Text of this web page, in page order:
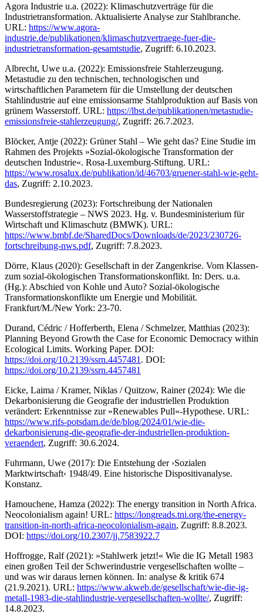
Agora Industrie u.a. (2022): Klimaschutzverträge für die
Industrietransformation. Aktualisierte Analyse zur Stahlbranche.
URL: https://www.agora-
industrie.de/publikationen/klimaschutzvertraege-fuer-die-
industrietransformation-gesamtstudie, Zugriff: 6.10.2023.
Albrecht, Uwe u.a. (2022): Emissionsfreie Stahlerzeugung.
Metastudie zu den technischen, technologischen und
wirtschaftlichen Parametern für die Umstellung der deutschen
Stahlindustrie auf eine emissionsarme Stahlproduktion auf Basis von
grünem Wasserstoff. URL: https://lbst.de/publikationen/metastudie-
emissionsfreie-stahlerzeugung/, Zugriff: 26.7.2023.
Blöcker, Antje (2022): Grüner Stahl – Wie geht das? Eine Studie im
Rahmen des Projekts »Sozial-ökologische Transformation der
deutschen Industrie«. Rosa-Luxemburg-Stiftung. URL:
https://www.rosalux.de/publikation/id/46703/gruener-stahl-wie-geht-
das, Zugriff: 2.10.2023.
Bundesregierung (2023): Fortschreibung der Nationalen
Wasserstoffstrategie – NWS 2023. Hg. v. Bundesministerium für
Wirtschaft und Klimaschutz (BMWK). URL:
https://www.bmbf.de/SharedDocs/Downloads/de/2023/230726-
fortschreibung-nws.pdf, Zugriff: 7.8.2023.
Dörre, Klaus (2020): Gesellschaft in der Zangenkrise. Vom Klassen-
zum sozial-ökologischen Transformationskonflikt. In: Ders. u.a.
(Hg.): Abschied von Kohle und Auto? Sozial-ökologische
Transformationskonflikte um Energie und Mobilität.
Frankfurt/M./New York: 23-70.
Durand, Cédric / Hofferberth, Elena / Schmelzer, Matthias (2023):
Planning Beyond Growth the Case for Economic Democracy within
Ecological Limits. Working Paper. DOI:
https://doi.org/10.2139/ssrn.4457481 . DOI:
https://doi.org/10.2139/ssrn.4457481
Eicke, Laima / Kramer, Niklas / Quitzow, Rainer (2024): Wie die
Dekarbonisierung die Geografie der industriellen Produktion
verändert: Erkenntnisse zur »Renewables Pull«-Hypothese. URL:
https://www.rifs-potsdam.de/de/blog/2024/01/wie-die-
dekarbonisierung-die-geografie-der-industriellen-produktion-
veraendert, Zugriff: 30.6.2024.
Fuhrmann, Uwe (2017): Die Entstehung der ›Sozialen
Marktwirtschaft‹ 1948/49. Eine historische Dispositivanalyse.
Konstanz.
Hamouchene, Hamza (2022): The energy transition in North Africa.
Neocolonialism again! URL: https://longreads.tni.org/the-energy-
transition-in-north-africa-neocolonialism-again, Zugriff: 8.8.2023.
DOI: https://doi.org/10.2307/jj.7583922.7
Hoffrogge, Ralf (2021): »Stahlwerk jetzt!« Wie die IG Metall 1983
einen großen Teil der Schwerindustrie vergesellschaften wollte –
und was wir daraus lernen können. In: analyse & kritik 674
(21.9.2021). URL: https://www.akweb.de/gesellschaft/wie-die-ig-
metall-1983-die-stahlindustrie-vergesellschaften-wollte/, Zugriff:
14.8.2023.